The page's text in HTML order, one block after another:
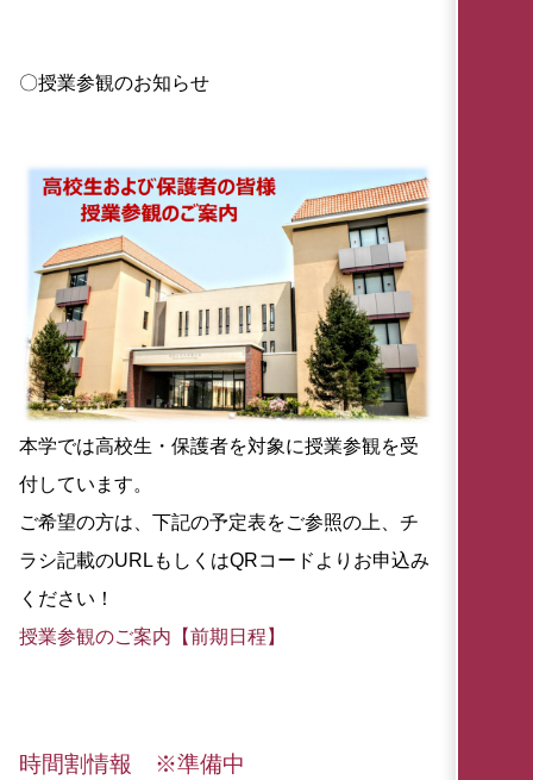
〇授業参観のお知らせ
本学では高校生・保護者を対象に授業参観を受
付しています。
ご希望の方は、下記の予定表をご参照の上、チ
ラシ記載のURLもしくはQRコードよりお申込み
ください！
授業参観のご案内【前期日程】
時間割情報 ※準備中